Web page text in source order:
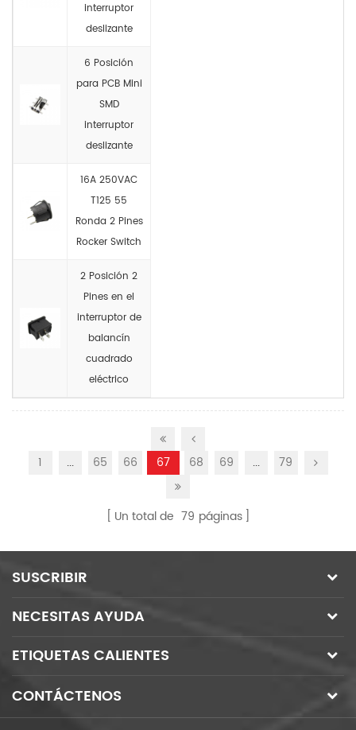
interruptor
deslizante
6 Posición
para PCB Mini
SMD
interruptor
deslizante
16A 250VAC
T125 55
Ronda 2 Pines
Rocker Switch
2 Posición 2
Pines en el
interruptor de
balancín
cuadrado
eléctrico
1 ... 65 66 67 68 69 ... 79
Un total de 79 páginas
SUSCRIBIR
NECESITAS AYUDA
ETIQUETAS CALIENTES
CONTÁCTENOS